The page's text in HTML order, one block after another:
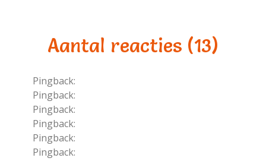
gedeeld via
Aantal reacties (13)
Pingback:
Pingback:
Pingback:
Pingback:
Pingback:
Pingback: